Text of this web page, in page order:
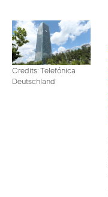
Credits: Telefónica
Deutschland